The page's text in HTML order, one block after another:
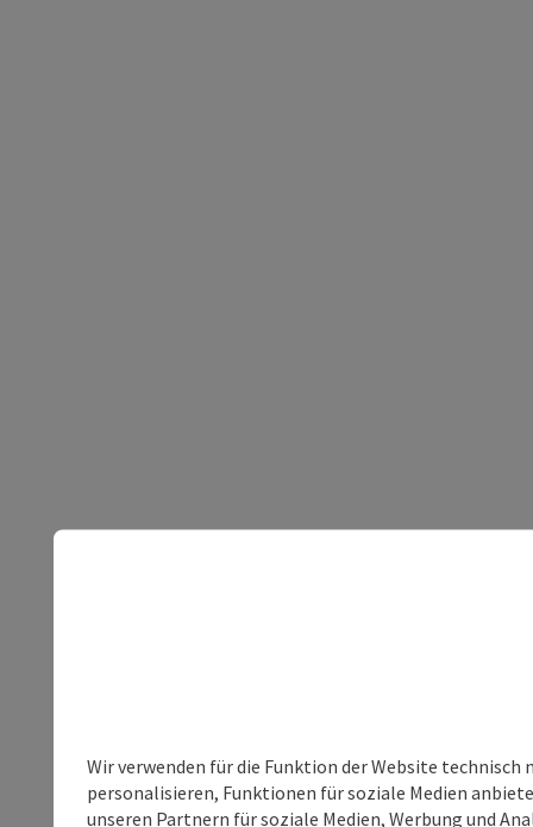
Wir verwenden für die Funktion der Website
personalisieren, Funktionen für soziale Medien
unseren Partnern für soziale Medien, Werbung und